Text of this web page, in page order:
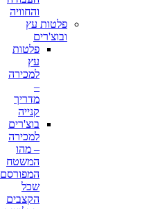
והחוויה
פלטות עץ
ובוצ'רים
פלטות
עץ
למכירה
–
מדריך
קנייה
בוצ'רים
למכירה
– מהו
המשטח
המפורסם
שכל
הקצבים